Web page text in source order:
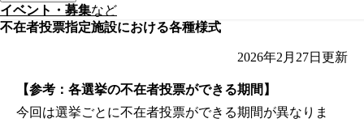
イベント・募集など
不在者投票指定施設における各種様式
2026年2月27日 更新
【参考：各選挙の不在者投票ができる期間】
今回は選挙ごとに不在者投票ができる期間が異なりま